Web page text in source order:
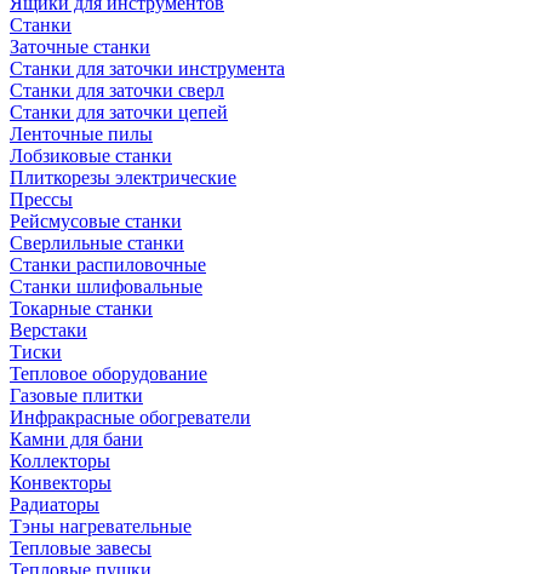
Станки
Заточные станки
Станки для заточки инструмента
Станки для заточки сверл
Станки для заточки цепей
Ленточные пилы
Лобзиковые станки
Плиткорезы электрические
Прессы
Рейсмусовые станки
Сверлильные станки
Станки распиловочные
Станки шлифовальные
Токарные станки
Верстаки
Тиски
Тепловое оборудование
Газовые плитки
Инфракрасные обогреватели
Камни для бани
Коллекторы
Конвекторы
Радиаторы
Тэны нагревательные
Тепловые завесы
Тепловые пушки